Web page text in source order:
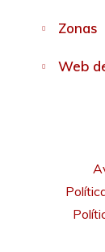
Zonas
Web